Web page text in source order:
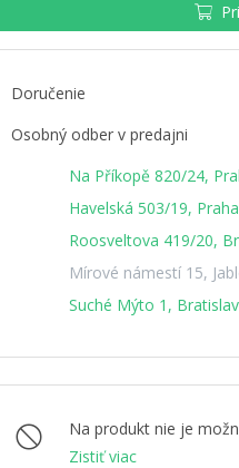
Doručenie
Osobný odber v predajni
Na Příkopě 820/24,
Havelská 503/19,
Roosveltova 419/20,
Mírové námestí 15,
Suché Mýto 1,
Na produkt nie je
Zistiť viac